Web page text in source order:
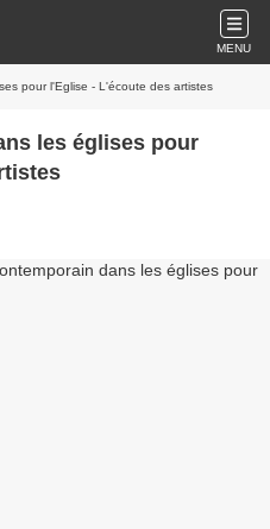
MENU
pour l'Eglise - L'écoute des artistes
les églises pour